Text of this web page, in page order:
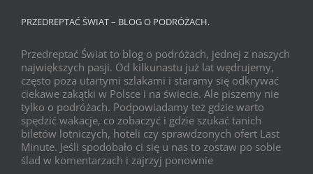
PRZEDREPTAĆ ŚWIAT – BLOG O PODRÓŻACH.
Przedreptać Świat to blog o podróżach, jednej z naszych
największych pasji. Od kilkunastu już lat wędrujemy,
często poza utartymi szlakami i staramy się odkrywać
ciekawe zakątki w Polsce i na świecie. Ale piszemy nie
tylko o podróżach. Podpowiadamy też gdzie warto
spędzić wakacje, co zobaczyć i gdzie szukać tanich
biletów lotniczych, hoteli czy sprawdzonych ofert Last
Minute. Jeśli spodobało ci się u nas to zostaw po sobie
ślad w komentarzach i zajrzyj ponownie